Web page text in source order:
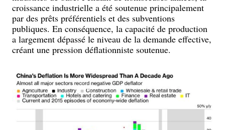
croissance industrielle a été soutenue principalement
par des prêts préférentiels et des subventions
publiques. En conséquence, la capacité de production
a largement dépassé le niveau de la demande effective,
créant une pression déflationniste soutenue.